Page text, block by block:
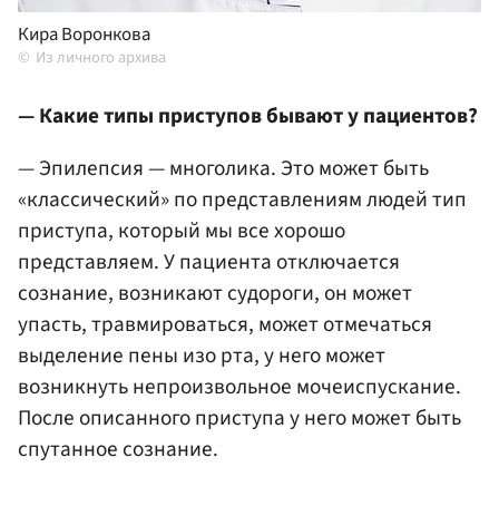
Кира Воронкова
Из личного архива
— Какие типы приступов бывают у пациентов?
— Эпилепсия — многолика. Это может быть
«классический» по представлениям людей тип
приступа, который мы все хорошо
представляем. У пациента отключается
сознание, возникают судороги, он может
упасть, травмироваться, может отмечаться
выделение пены изо рта, у него может
возникнуть непроизвольное мочеиспускание.
После описанного приступа у него может быть
спутанное сознание.